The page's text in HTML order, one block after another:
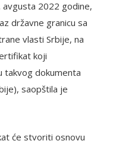
2022 godine,
državne granicu sa
vlasti Srbije, na
koji
takvog dokumenta
saopštila je
će stvoriti osnovu